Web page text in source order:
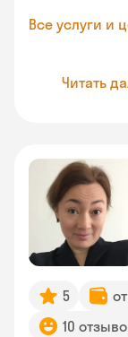
Все услуги и
Читать
5
10